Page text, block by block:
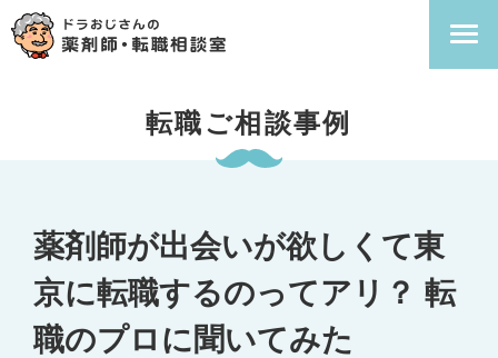
転職ご相談事例
薬剤師が出会いが欲しくて東
京に転職するのってアリ？ 転
職のプロに聞いてみた